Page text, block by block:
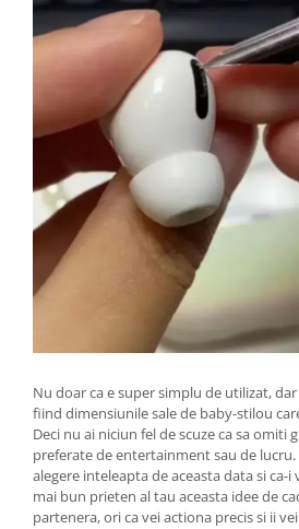
Nu doar ca e super simplu de utilizat,
fiind dimensiunile sale de baby-stilou
Deci nu ai niciun fel de scuze ca sa omiti
preferate de entertainment sau de lucru.
alegere inteleapta de aceasta data si ca-i
mai bun prieten al tau aceasta idee de
partenera, ori ca vei actiona precis si ii